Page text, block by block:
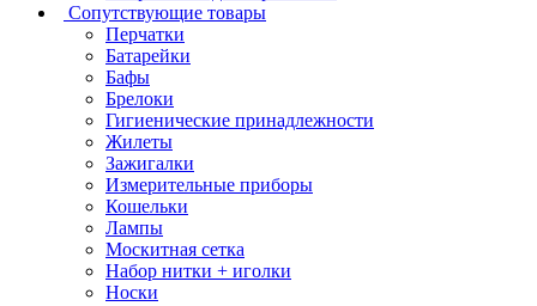
Сопутствующие товары
Перчатки
Батарейки
Бафы
Брелоки
Гигиенические принадлежности
Жилеты
Зажигалки
Измерительные приборы
Кошельки
Лампы
Москитная сетка
Набор нитки + иголки
Носки